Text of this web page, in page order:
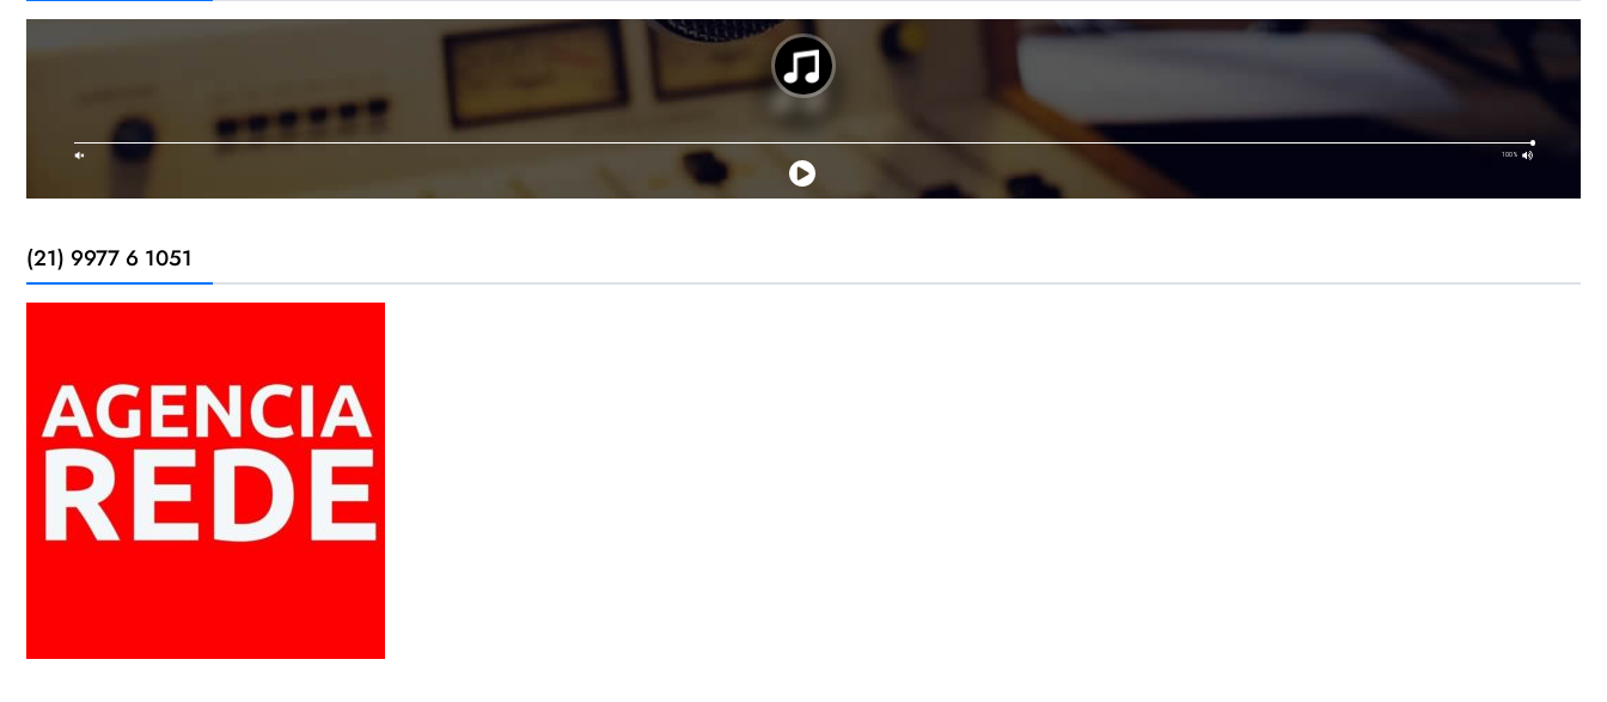
(21) 9977 6 1051